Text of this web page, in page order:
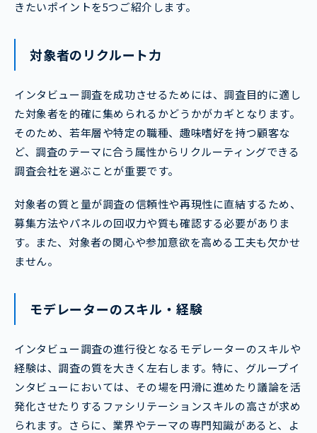
きたいポイントを5つご紹介します。
対象者のリクルート力
インタビュー調査を成功させるためには、調査目的に適し
た対象者を的確に集められるかどうかがカギとなります。
そのため、若年層や特定の職種、趣味嗜好を持つ顧客な
ど、調査のテーマに合う属性からリクルーティングできる
調査会社を選ぶことが重要です。
対象者の質と量が調査の信頼性や再現性に直結するため、
募集方法やパネルの回収力や質も確認する必要がありま
す。また、対象者の関心や参加意欲を高める工夫も欠かせ
ません。
モデレーターのスキル・経験
インタビュー調査の進行役となるモデレーターのスキルや
経験は、調査の質を大きく左右します。特に、グループイ
ンタビューにおいては、その場を円滑に進めたり議論を活
発化させたりするファシリテーションスキルの高さが求め
られます。さらに、業界やテーマの専門知識があると、よ